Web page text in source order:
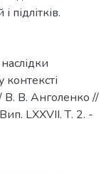
підлітків.
контексті
/ В. В. Анголенко //
LXXVII. Т. 2. -